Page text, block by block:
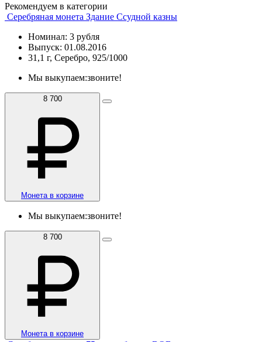
Рекомендуем в категории
Серебряная монета Здание Ссудной казны
Номинал: 3 рубля
Выпуск: 01.08.2016
31,1 г, Серебро, 925/1000
Мы выкупаем:звоните!
8 700
Монета в корзине
Мы выкупаем:звоните!
8 700
Монета в корзине